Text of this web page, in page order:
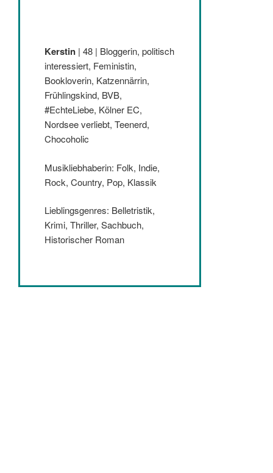
Kerstin | 48 | Bloggerin, politisch
interessiert, Feministin,
Bookloverin, Katzennärrin,
Frühlingskind, BVB,
#EchteLiebe, Kölner EC,
Nordsee verliebt, Teenerd,
Chocoholic
Musikliebhaberin: Folk, Indie,
Rock, Country, Pop, Klassik
Lieblingsgenres: Belletristik,
Krimi, Thriller, Sachbuch,
Historischer Roman